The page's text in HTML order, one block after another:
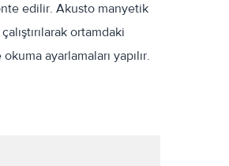
edilir. Akusto manyetik
ortamdaki
ayarlamaları yapılır.